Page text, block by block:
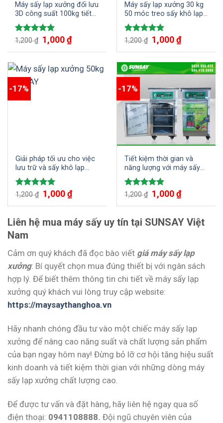
Máy sấy lạp xưởng đối lưu
3D công suất 100kg tiết
kiệm thời gian nâng cao
năng suất
Được xếp
5.00
1,200₫ 1,000₫
Máy sấy lạp xưởng 30 kg
50 móc treo sấy khô lạp
xưởng nhanh chóng giúp
tiết kiệm thời gian
Được xếp
5.00
1,200₫ 1,000₫
-17%
Giải pháp tối ưu cho việc
lưu trữ và sấy khô lạp
xưởng với máy sấy lạp
xưởng 50 kg
Được xếp
5.00
5 sao
1,200₫ 1,000₫
-17%
Tiết kiệm thời gian và
năng lượng với máy sấy
lạp xưởng mini SUNSAY
Được xếp
5.00
5 sao
1,200₫ 1,000₫
Liên hệ mua máy sấy uy tín tại SUNSAY Việt
Nam
Cảm ơn quý khách đã đọc bào viết giá máy sấy lạp
xưởng: Bí quyết chọn mua đúng thiết bị với ngân sách
hợp lý. Để biết thêm thông tin chi tiết về máy sấy lạp
xưởng quý khách vui lòng truy cập website:
https://maysaythanghoa.vn
Hãy nhanh chóng đầu tư vào một chiếc máy sấy lạp
xưởng để nâng cao năng suất và chất lượng sản phẩm
của bạn ngay hôm nay! Đừng bỏ lỡ cơ hội tăng hiệu suất
kinh doanh và tiết kiệm thời gian với những dòng máy
sấy lạp xưởng chất lượng cao.
Để được tư vấn và đặt hàng, hãy liên hệ ngay qua số
điện thoại: 0941108888. Đội ngũ chuyên viên của